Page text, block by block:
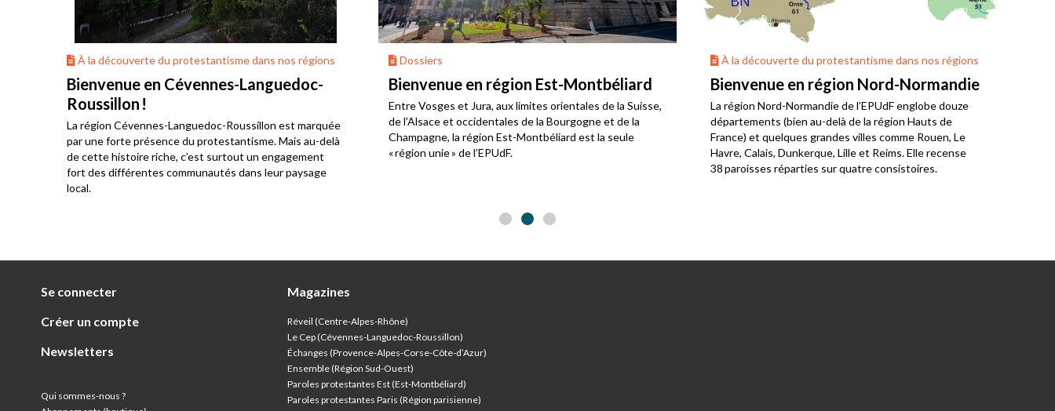
À la découverte du protestantisme dans nos régions
Bienvenue en Cévennes-Languedoc-
Roussillon !
La région Cévennes-Languedoc-Roussillon est marquée
par une forte présence du protestantisme. Mais au-delà
de cette histoire riche, c’est surtout un engagement
fort des différentes communautés dans leur paysage
local.
Dossiers
Bienvenue en région Est-Montbéliard
Entre Vosges et Jura, aux limites orientales de la Suisse,
de l’Alsace et occidentales de la Bourgogne et de la
Champagne, la région Est-Montbéliard est la seule
« région unie » de l’EPUdF.
À la découverte du protestantisme dans nos régions
Bienvenue en région Nord-Normandie
La région Nord-Normandie de l’EPUdF englobe douze
départements (bien au-delà de la région Hauts de
France) et quelques grandes villes comme Rouen, Le
Havre, Calais, Dunkerque, Lille et Reims. Elle recense
38 paroisses réparties sur quatre consistoires.
Se connecter
Créer un compte
Newsletters
Qui sommes-nous ?
Magazines
Réveil (Centre-Alpes-Rhône)
Le Cep (Cévennes-Languedoc-Roussillon)
Échanges (Provence-Alpes-Corse-Côte-d’Azur)
Ensemble (Région Sud-Ouest)
Paroles protestantes Est (Est-Montbéliard)
Paroles protestantes Paris (Région parisienne)